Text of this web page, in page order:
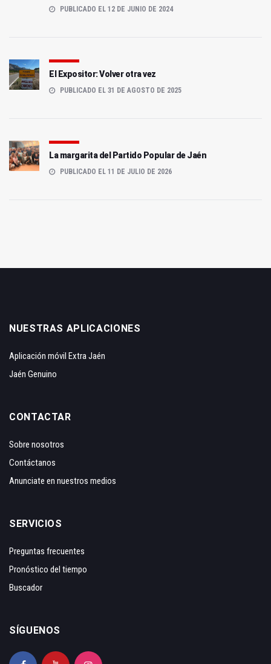
PUBLICADO EL 12 DE JUNIO DE 2024
El Expositor: Volver otra vez
PUBLICADO EL 31 DE AGOSTO DE 2025
La margarita del Partido Popular de Jaén
PUBLICADO EL 11 DE JULIO DE 2026
NUESTRAS APLICACIONES
Aplicación móvil Extra Jaén
Jaén Genuino
CONTACTAR
Sobre nosotros
Contáctanos
Anunciate en nuestros medios
SERVICIOS
Preguntas frecuentes
Pronóstico del tiempo
Buscador
SÍGUENOS